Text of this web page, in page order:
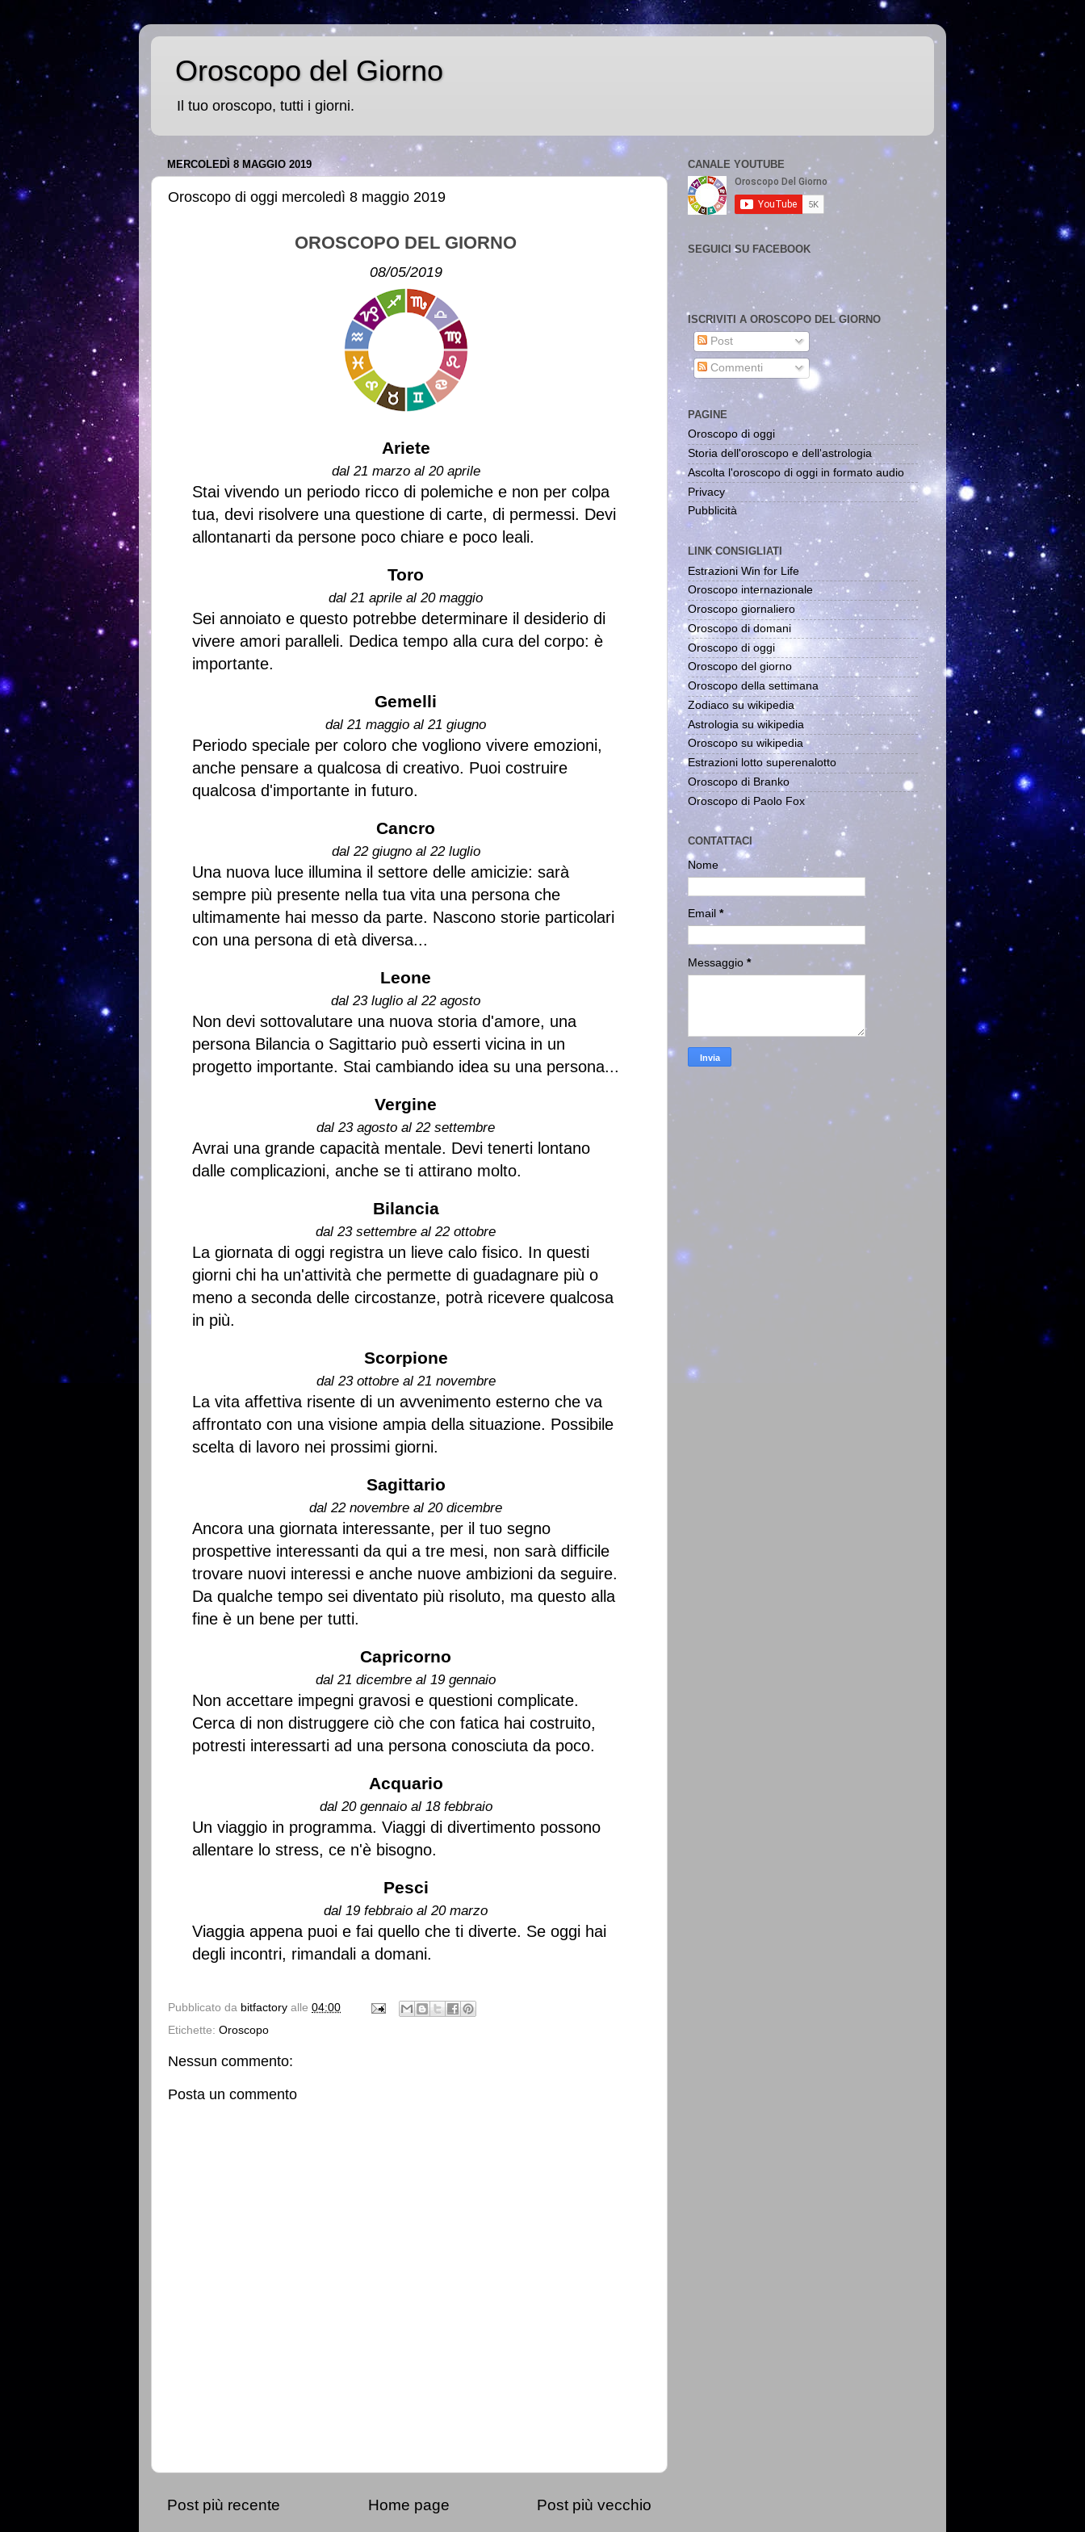
Oroscopo del Giorno
Il tuo oroscopo, tutti i giorni.
MERCOLEDÌ 8 MAGGIO 2019
Oroscopo di oggi mercoledì 8 maggio 2019
OROSCOPO DEL GIORNO
08/05/2019
Ariete
dal 21 marzo al 20 aprile
Stai vivendo un periodo ricco di polemiche e non per colpa
tua, devi risolvere una questione di carte, di permessi. Devi
allontanarti da persone poco chiare e poco leali.
Toro
dal 21 aprile al 20 maggio
Sei annoiato e questo potrebbe determinare il desiderio di
vivere amori paralleli. Dedica tempo alla cura del corpo: è
importante.
Gemelli
dal 21 maggio al 21 giugno
Periodo speciale per coloro che vogliono vivere emozioni,
anche pensare a qualcosa di creativo. Puoi costruire
qualcosa d'importante in futuro.
Cancro
dal 22 giugno al 22 luglio
Una nuova luce illumina il settore delle amicizie: sarà
sempre più presente nella tua vita una persona che
ultimamente hai messo da parte. Nascono storie particolari
con una persona di età diversa...
Leone
dal 23 luglio al 22 agosto
Non devi sottovalutare una nuova storia d'amore, una
persona Bilancia o Sagittario può esserti vicina in un
progetto importante. Stai cambiando idea su una persona...
Vergine
dal 23 agosto al 22 settembre
Avrai una grande capacità mentale. Devi tenerti lontano
dalle complicazioni, anche se ti attirano molto.
Bilancia
dal 23 settembre al 22 ottobre
La giornata di oggi registra un lieve calo fisico. In questi
giorni chi ha un'attività che permette di guadagnare più o
meno a seconda delle circostanze, potrà ricevere qualcosa
in più.
Scorpione
dal 23 ottobre al 21 novembre
La vita affettiva risente di un avvenimento esterno che va
affrontato con una visione ampia della situazione. Possibile
scelta di lavoro nei prossimi giorni.
Sagittario
dal 22 novembre al 20 dicembre
Ancora una giornata interessante, per il tuo segno
prospettive interessanti da qui a tre mesi, non sarà difficile
trovare nuovi interessi e anche nuove ambizioni da seguire.
Da qualche tempo sei diventato più risoluto, ma questo alla
fine è un bene per tutti.
Capricorno
dal 21 dicembre al 19 gennaio
Non accettare impegni gravosi e questioni complicate.
Cerca di non distruggere ciò che con fatica hai costruito,
potresti interessarti ad una persona conosciuta da poco.
Acquario
dal 20 gennaio al 18 febbraio
Un viaggio in programma. Viaggi di divertimento possono
allentare lo stress, ce n'è bisogno.
Pesci
dal 19 febbraio al 20 marzo
Viaggia appena puoi e fai quello che ti diverte. Se oggi hai
degli incontri, rimandali a domani.
Pubblicato da bitfactory alle 04:00
Etichette: Oroscopo
Nessun commento:
Posta un commento
Post più recente Post più vecchio
Home page
CANALE YOUTUBE
SEGUICI SU FACEBOOK
ISCRIVITI A OROSCOPO DEL GIORNO
Post
Commenti
PAGINE
Oroscopo di oggi
Storia dell'oroscopo e dell'astrologia
Ascolta l'oroscopo di oggi in formato audio
Privacy
Pubblicità
LINK CONSIGLIATI
Estrazioni Win for Life
Oroscopo internazionale
Oroscopo giornaliero
Oroscopo di domani
Oroscopo di oggi
Oroscopo del giorno
Oroscopo della settimana
Zodiaco su wikipedia
Astrologia su wikipedia
Oroscopo su wikipedia
Estrazioni lotto superenalotto
Oroscopo di Branko
Oroscopo di Paolo Fox
CONTATTACI
Nome
Email *
Messaggio *